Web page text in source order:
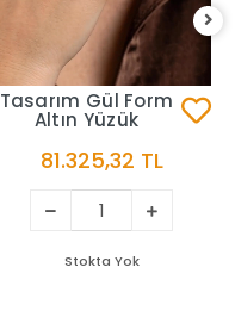
Tasarım Gül Form
Altın Yüzük
81.325,32 TL
Stokta Yok